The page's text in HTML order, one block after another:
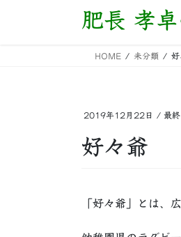
肥長 孝
HOME 未分類 好
2019年12月22日 / 最終
好々爺
「好々爺」とは、